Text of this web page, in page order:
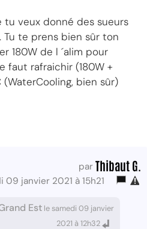
tu veux donné des sueurs
Tu te prens bien sûr ton
180W de l ´alim pour
faut rafraichir (180W +
(WaterCooling, bien sûr)
par Thibaut G.
09 janvier 2021 à 15h21
Est le samedi 09 janvier
2021 à 12h32